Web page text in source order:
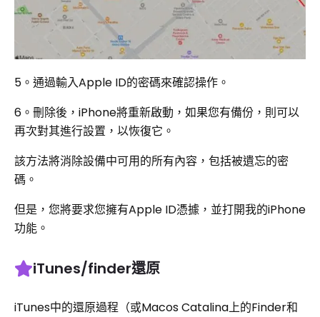
5。通過輸入Apple ID的密碼來確認操作。
6。刪除後，iPhone將重新啟動，如果您有備份，則可以
再次對其進行設置，以恢復它。
該方法將消除設備中可用的所有內容，包括被遺忘的密
碼。
但是，您將要求您擁有Apple ID憑據，並打開我的iPhone
功能。
iTunes/finder還原
iTunes中的還原過程（或Macos Catalina上的Finder和